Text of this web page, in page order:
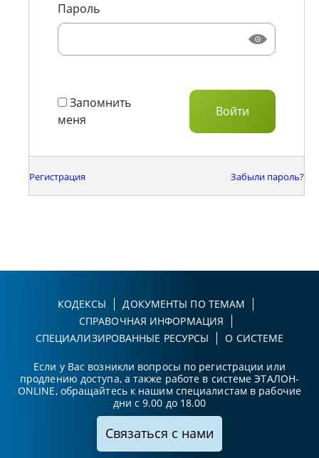
Пароль
Запомнить
меня
Регистрация Забыли пароль?
КОДЕКСЫ
ДОКУМЕНТЫ ПО ТЕМАМ
СПРАВОЧНАЯ ИНФОРМАЦИЯ
СПЕЦИАЛИЗИРОВАННЫЕ РЕСУРСЫ
О СИСТЕМЕ
Если у Вас возникли вопросы по регистрации или
продлению доступа, а также работе в системе ЭТАЛОН-
ONLINE, обращайтесь к нашим специалистам в рабочие
дни с 9.00 до 18.00
Связаться с нами